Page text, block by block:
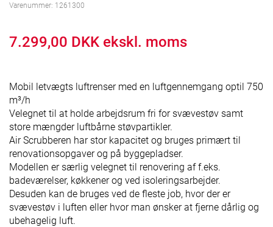
Varenummer: 1261300
7.299,00 DKK ekskl. moms
Mobil letvægts luftrenser med en luftgennemgang optil 750
m³/h
Velegnet til at holde arbejdsrum fri for svævestøv samt
store mængder luftbårne støvpartikler.
Air Scrubberen har stor kapacitet og bruges primært til
renovationsopgaver og på byggepladser.
Modellen er særlig velegnet til renovering af f.eks.
badeværelser, køkkener og ved isoleringsarbejder.
Desuden kan de bruges ved de fleste job, hvor der er
svævestøv i luften eller hvor man ønsker at fjerne dårlig og
ubehagelig luft.